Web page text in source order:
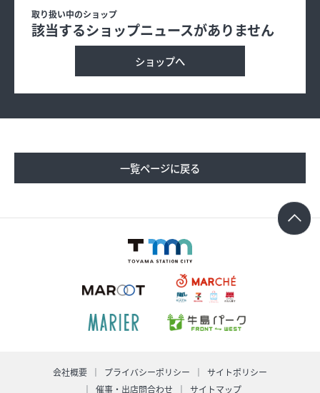
プロフィール
シティのあんなこんな
求人情報 オンラインショップ
富山のおみやげ
オフィシャルアカウント
ショップ求人情報
取り扱い中のショップ
該当するショップニュースがありません
ショップへ
一覧ページに戻る
会社概要 プライバシーポリシー
サイトポリシー
催事・出店問合わせ
サイトマップ